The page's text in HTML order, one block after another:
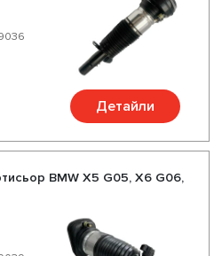
Детайли
BMW X5 G05, X6 G06,